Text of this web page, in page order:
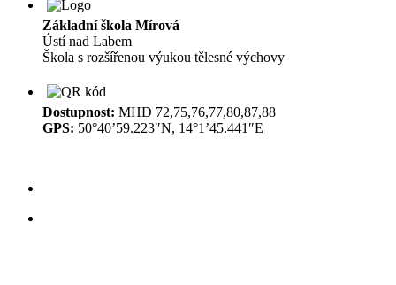
Základní škola Mírová
Ústí nad Labem
Škola s rozšířenou výukou tělesné výchovy
Dostupnost: MHD 72,75,76,77,80,87,88
GPS: 50°40’59.223″N, 14°1’45.441″E